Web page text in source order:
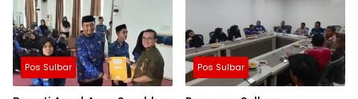
Pos Sulbar Pos Sulbar